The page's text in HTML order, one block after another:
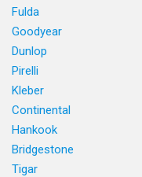
Fulda
Goodyear
Dunlop
Pirelli
Kleber
Continental
Hankook
Bridgestone
Tigar